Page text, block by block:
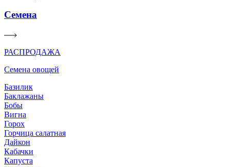
Семена
РАСПРОДАЖА
Семена овощей
Базилик
Баклажаны
Бобы
Вигна
Горох
Горчица салатная
Дайкон
Кабачки
Капуста